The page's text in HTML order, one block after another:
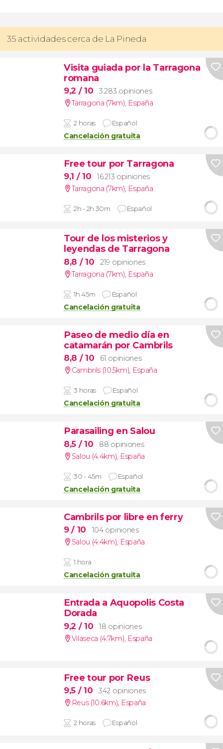
35 actividades cerca de La Pineda
Visita guiada por la Tarragona
romana
9,2 / 10
3.283 opiniones
Tarragona (7km), España
2 horas Español
Cancelación gratuita
Free tour por Tarragona
9,1 / 10
16.213 opiniones
Tarragona (7km), España
2h - 2h 30m Español
Tour de los misterios y
leyendas de Tarragona
8,8 / 10
219 opiniones
Tarragona (7km), España
1h 45m Español
Cancelación gratuita
Paseo de medio día en
catamarán por Cambrils
8,8 / 10
61 opiniones
Cambrils (10.5km), España
3 horas Español
Cancelación gratuita
Parasailing en Salou
8,5 / 10
88 opiniones
Salou (4.4km), España
30 - 45m Español
Cancelación gratuita
Cambrils por libre en ferry
9/ 10
104 opiniones
Salou (4.4km), España
1 hora
Cancelación gratuita
Entrada a Aquopolis Costa
Dorada
9,2 / 10
18 opiniones
Vilaseca (4.7km), España
Free tour por Reus
9,5 / 10
342 opiniones
Reus (10.6km), España
2 horas Español